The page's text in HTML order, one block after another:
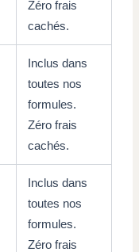
Zéro frais
cachés.
Inclus dans
toutes nos
formules.
Zéro frais
cachés.
Inclus dans
toutes nos
formules.
Zéro frais